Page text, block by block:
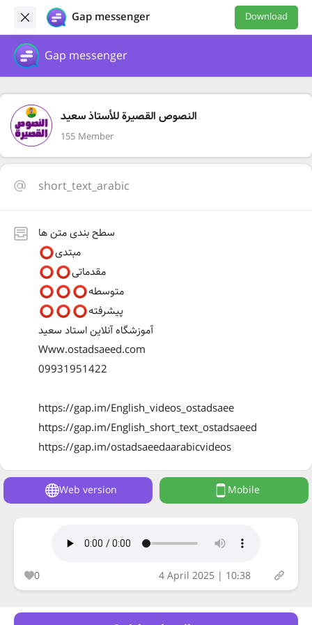
Gap messenger Download
Gap messenger
النصوص القصيرة للأستاذ سعيد
155 Member
short_text_arabic
سطح بندی متن ها
مبتدی
مقدماتی
متوسطه
پیشرفته
آموزشگاه آنلاین استاد سعید
Www.ostadsaeed.com
09931951422
https://gap.im/English_videos_ostadsaee
https://gap.im/English_short_text_ostadsaeed
https://gap.im/ostadsaeedaarabicvideos
Web version Mobile
0 4 April 2025 | 10:38